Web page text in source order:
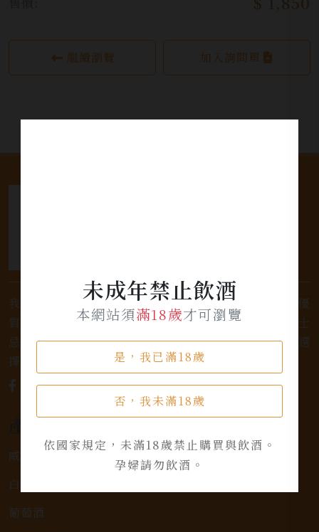
未成年禁止飲酒
本網站須滿18歲才可瀏覽
是，我已滿18歲
否，我未滿18歲
依國家規定，未滿18歲禁止購買與飲酒。
孕婦請勿飲酒。
繼續瀏覽 加入詢問單
我們是專業銷售威士忌及各式酒類的店家，為您提供優
質的選擇和卓越的服務。不論您是熱愛品味經典的威士
忌，或者尋求一款特殊的葡萄酒，我們都有廣泛的選
擇，滿足您的個人口味和喜好。
產品類別
威士忌
白蘭地
葡萄酒